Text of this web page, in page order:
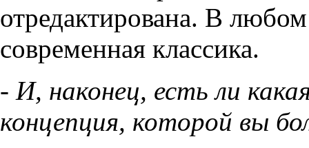
отредактирована. В
современная классика.
- И, наконец, есть ли
концепция, которой вы